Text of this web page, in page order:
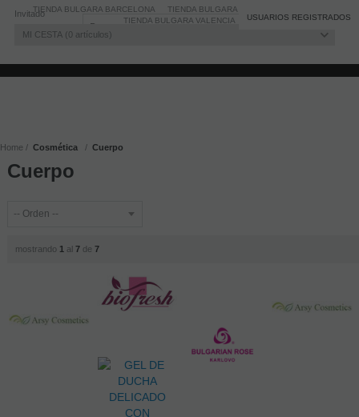
Invitado Registro/Iniciar sesión
MI CESTA 0 artículos
USUARIOS REGISTRADOS
TIENDA BULGARA BARCELONA
TIENDA BULGARA MADRID
TIENDA BULGARA VALENCIA
BLOG
Home Cosmética Cuerpo
Cuerpo
mostrando 1 al 7de 7